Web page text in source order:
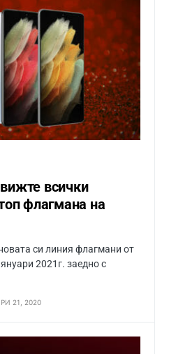
всички
флагмана на
си линия флагмани от
2021г. заедно с
21, 2020